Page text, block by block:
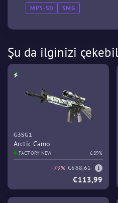
MP5-SD SMG
Şu da ilginizi
G3SG1
Arctic Camo
FACTORY NEW 6.89%
-79% €568,61
€113,99